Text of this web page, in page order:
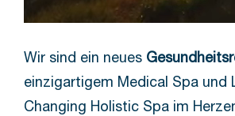
Wir sind ein neues
einzigartigem Medical Spa und
Changing Holistic Spa im